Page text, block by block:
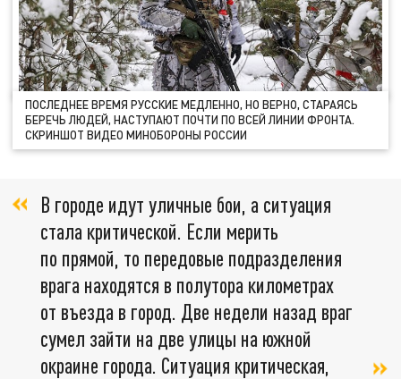
ПОСЛЕДНЕЕ ВРЕМЯ РУССКИЕ МЕДЛЕННО, НО ВЕРНО, СТАРАЯСЬ
БЕРЕЧЬ ЛЮДЕЙ, НАСТУПАЮТ ПОЧТИ ПО ВСЕЙ ЛИНИИ ФРОНТА.
СКРИНШОТ ВИДЕО МИНОБОРОНЫ РОССИИ
В городе идут уличные бои, а ситуация
стала критической. Если мерить
по прямой, то передовые подразделения
врага находятся в полутора километрах
от въезда в город. Две недели назад враг
сумел зайти на две улицы на южной
окраине города. Ситуация критическая,